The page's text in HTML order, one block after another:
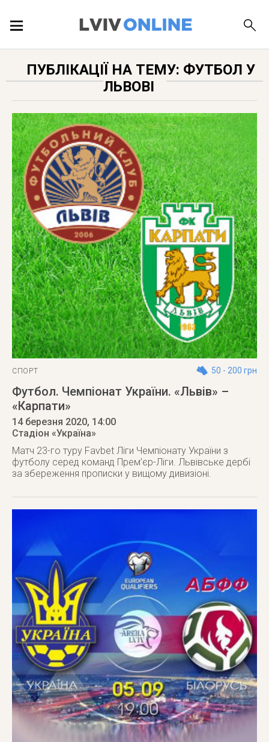
ПУБЛІКАЦІЇ
ДОВІДКА
ПУБЛІКАЦІЇ НА ТЕМУ: ФУТБОЛ У
ЛЬВОВІ
СПОРТ 50 - 200 грн
Футбол. Чемпіонат України. «Львів» –
«Карпати»
14 березня 2020, 14:00
Стадіон «Україна»
Матч 23-го туру Favbet Ліги Чемпіонату України з
футболу серед команд Прем’єр-Ліги. Львівське дербі
за збереження прописки у вищому дивизіоні.